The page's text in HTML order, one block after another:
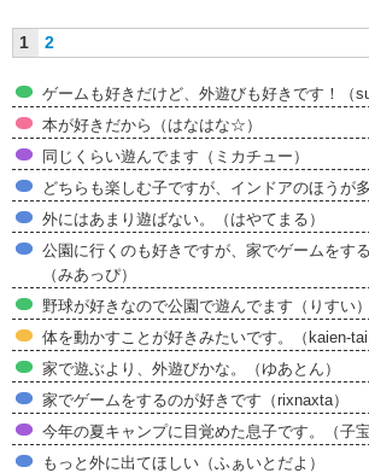
1 2
ゲームも好きだけど、外遊びも好きです！（
本が好きだから（はなはな☆）
同じくらい遊んでます（ミカチュー）
どちらも楽しむ子ですが、インドアのほうが
外にはあまり遊ばない。（はやてまる）
公園に行くのも好きですが、家でゲームをす
（みあっぴ）
野球が好きなので公園で遊んでます（りすい）
体を動かすことが好きみたいです。（kaien-tai
家で遊ぶより、外遊びかな。（ゆあとん）
家でゲームをするのが好きです（rixnaxta）
今年の夏キャンプに目覚めた息子です。（子宝
もっと外に出てほしい（ふぁいとだよ）